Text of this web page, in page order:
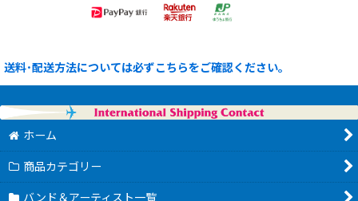
送料･配送方法については必ずこちらをご確認ください。
ホーム
商品カテゴリー
バンド＆アーティスト一覧